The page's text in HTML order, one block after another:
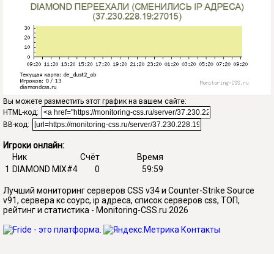
Вы можете разместить этот график на вашем сайте:
HTML-код:
BB-код:
Игроки онлайн:
Ник
Счёт
Время
1 DIAMOND MIX#4 0 59:59
Лучший мониторинг серверов CSS v34 и Counter-Strike Source
v91, сервера кс соурс, ip адреса, список серверов css, ТОП,
рейтинг и статистика - Monitoring-CSS.ru 2026
Контакты